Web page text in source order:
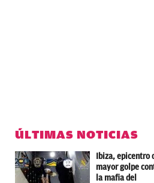
ÚLTIMAS NOTICIAS
Ibiza, epicentro
mayor golpe
la mafia del